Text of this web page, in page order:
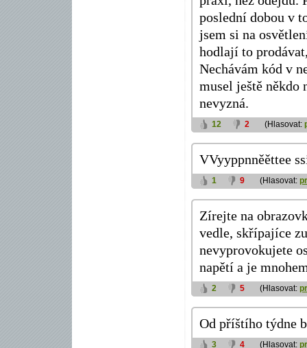
poslední dobou v
jsem si na
hodlají to
Nechávám kód v
musel ještě někdo
nevyzná.
12 2 (Hlasovat:
VVyyppnněěttee
1 9 (Hlasovat:
Zírejte na
vedle, skřípajíce
nevyprovokujete
napětí a je
2 5 (Hlasovat:
Od příštího týdne
3 4 (Hlasovat: